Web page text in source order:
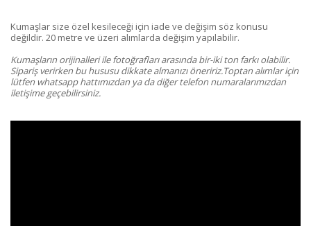
Kumaşlar size özel kesileceği için iade ve değişim söz konusu
değildir. 20 metre ve üzeri alımlarda değişim yapılabilir.
Kumaşların orijinalleri ile fotoğrafları arasında bir-iki ton farkı olabilir.
Sipariş verirken bu hususu dikkate almanızı öneririz.Toptan alımlar için
lütfen whatsapp hattımızdan ya da diğer telefon numaralarımızdan
iletişime geçebilirsiniz.